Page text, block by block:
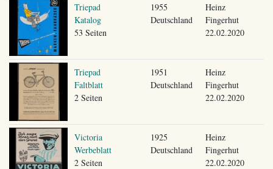
Triepad
Katalog
53 Seiten
1955
Deutschland
Heinz
Fingerhut
22.02.2020
Triepad
Faltblatt
2 Seiten
1951
Deutschland
Heinz
Fingerhut
22.02.2020
Victoria
Werbeblatt
2 Seiten
1925
Deutschland
Heinz
Fingerhut
22.02.2020